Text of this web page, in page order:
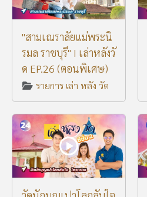
"สามเณราลัยแม่พระนิ
รมล ราชบุรี" I เล่าหลังวั
ด EP.26 (ตอนพิเศษ)
รายการ เล่า หลัง วัด